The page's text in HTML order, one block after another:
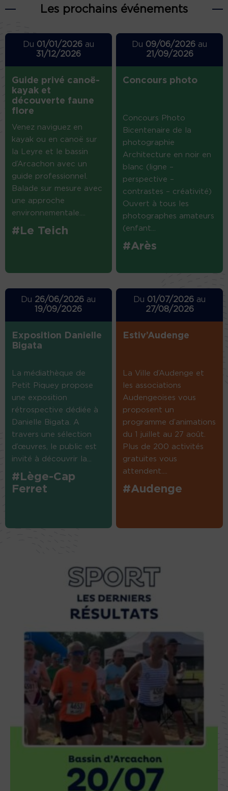
Les prochains événements
Du 01/01/2026au
31/12/2026
Guide privé canoë-
kayak et
découverte faune
flore
Venez naviguez en
kayak ou en canoë sur
la Leyre et le bassin
d’Arcachon avec un
guide professionnel.
Balade sur mesure avec
une approche
environnementale....
#Le Teich
Du 09/06/2026 au
21/09/2026
Concours photo
Concours Photo
Bicentenaire de la
photographie
Architecture en noir en
blanc (ligne –
perspective –
contrastes – créativité)
Ouvert à tous les
photographes amateurs
(enfant...
#Arès
Du 26/06/2026 au
19/09/2026
Exposition Danielle
Bigata
La médiathèque de
Petit Piquey propose
une exposition
rétrospective dédiée à
Danielle Bigata. A
travers une sélection
d’œuvres, le public est
invité à découvrir la...
#Lège-Cap
Ferret
Du 01/07/2026 au
27/08/2026
Estiv’Audenge
La Ville d’Audenge et
les associations
Audengeoises vous
proposent un
programme d’animations
du 1 juillet au 27 août.
Plus de 200 activités
gratuites vous
attendent....
#Audenge